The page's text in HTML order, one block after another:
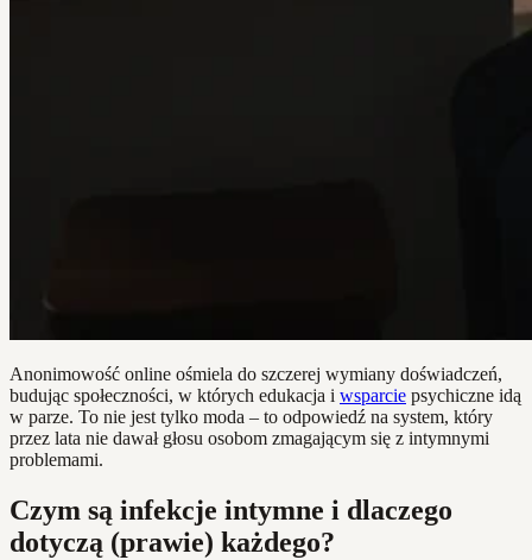
Anonimowość online ośmiela do szczerej wymiany doświadczeń,
budując społeczności, w których edukacja i wsparcie psychiczne idą
w parze. To nie jest tylko moda – to odpowiedź na system, który
przez lata nie dawał głosu osobom zmagającym się z intymnymi
problemami.
Czym są infekcje intymne i dlaczego
dotyczą (prawie) każdego?